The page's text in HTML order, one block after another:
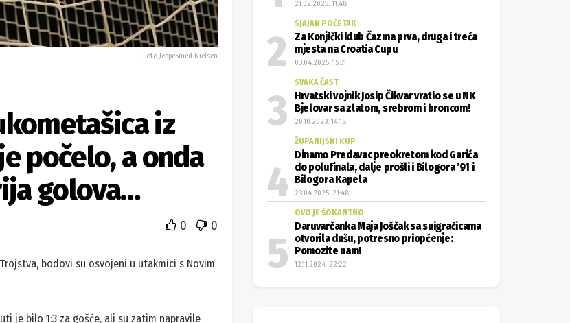
Foto JeppeSmed Nielsen
iz
počelo, a onda
golova…
0 0
bodovi su osvojeni u utakmici s Novim
je bilo 1:3 za gošće, ali su zatim napravile
21.02.2025. 11:48
SJAJAN POČETAK
Za Konjički klub Čazma prva, druga i treća
mjesta na Croatia Cupu
03.04.2025. 15:31
SVAKA ČAST
Hrvatski vojnik Josip Čikvar vratio se u NK
Bjelovar sa zlatom, srebrom i broncom!
20.10.2023. 14:18
ŽUPANIJSKI KUP
Dinamo Predavac preokretom kod Garića
do polufinala, dalje prošli i Bilogora ’91 i
Bilogora Kapela
23.04.2025. 21:48
OVO JE ŠOKANTNO
Daruvarčanka Maja Joščak sa suigračicama
otvorila dušu, potresno priopćenje:
Pomozite nam!
12.11.2024. 22:22